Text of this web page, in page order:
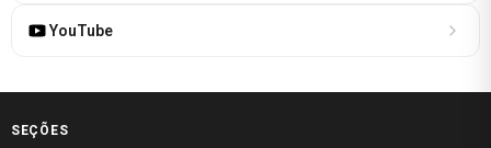
YouTube
SEÇÕES